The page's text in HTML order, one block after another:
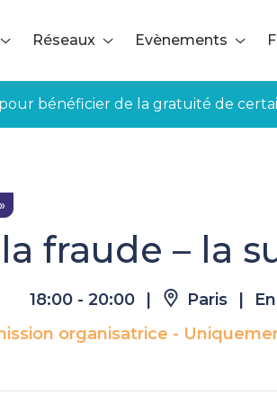
Réseaux Evènements
bénéficier de la gratuité de
fraude – la
18:00 - 20:00 Paris
organisatrice -